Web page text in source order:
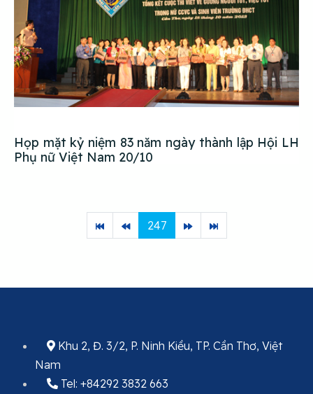
Họp mặt kỷ niệm 83 năm ngày thành lập Hội LH
Phụ nữ Việt Nam 20/10
247
Khu 2, Đ. 3/2, P. Ninh Kiều, TP. Cần Thơ, Việt
Nam
Tel: +84292 3832 663